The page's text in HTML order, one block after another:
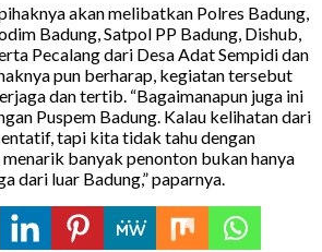
akan melibatkan Polres Badung,
Badung, Satpol PP Badung, Dishub,
Pecalang dari Desa Adat Sempidi dan
pun berharap, kegiatan tersebut
dan tertib. “Bagaimanapun juga ini
Puspem Badung. Kalau kelihatan dari
tapi kita tidak tahu dengan
banyak penonton bukan hanya
dari luar Badung,” paparnya.